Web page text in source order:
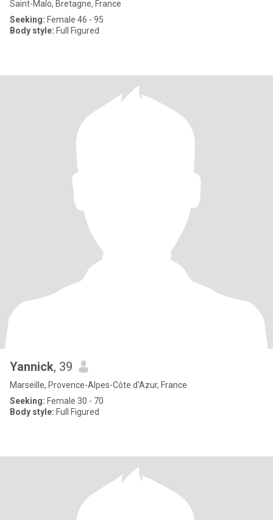
Saint-Malo, Bretagne, France
Seeking: Female 46 - 95
Body style: Full Figured
Yannick, 39
Marseille, Provence-Alpes-Côte d'Azur, France
Seeking: Female 30 - 70
Body style: Full Figured